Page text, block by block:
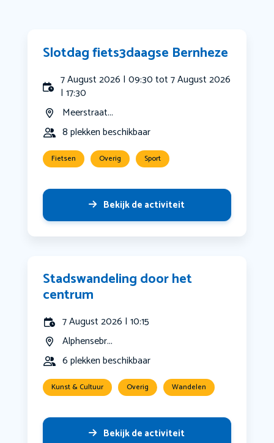
Slotdag fiets3daagse Bernheze
7 August 2026 | 09:30 tot 7 August 2026
| 17:30
Meerstraat...
8 plekken beschikbaar
Fietsen Overig Sport
Bekijk de activiteit
Stadswandeling door het
centrum
7 August 2026 | 10:15
Alphensebr...
6 plekken beschikbaar
Kunst & Cultuur Overig Wandelen
Bekijk de activiteit